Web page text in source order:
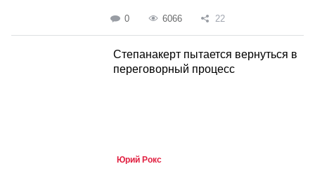
0 6066 22
Степанакерт пытается вернуться в
переговорный процесс
Юрий Рокс